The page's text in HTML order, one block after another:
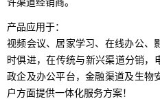
产品应用于：
视频会议、居家学习、在线办公、
时俱进，在传统与新兴渠道分销，
政企及办公平台，金融渠道及生物
户方面提供一体化服务方案！